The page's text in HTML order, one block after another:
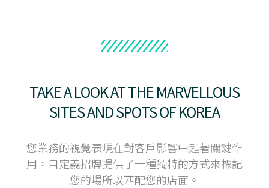
TAKE A LOOK AT THE MARVELLOUS
SITES AND SPOTS OF KOREA
您業​​務的視覺表現在對客戶影響中起著關鍵作
用。自定義招牌提供了一種獨特的方式來標記
您的場所以匹配您的店面。